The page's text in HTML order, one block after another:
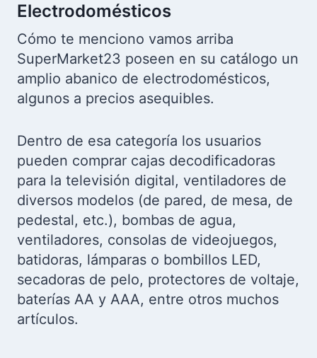
Electrodomésticos
Cómo te menciono vamos arriba
SuperMarket23 poseen en su catálogo un
amplio abanico de electrodomésticos,
algunos a precios asequibles.
Dentro de esa categoría los usuarios
pueden comprar cajas decodificadoras
para la televisión digital, ventiladores de
diversos modelos (de pared, de mesa, de
pedestal, etc.), bombas de agua,
ventiladores, consolas de videojuegos,
batidoras, lámparas o bombillos LED,
secadoras de pelo, protectores de voltaje,
baterías AA y AAA, entre otros muchos
artículos.